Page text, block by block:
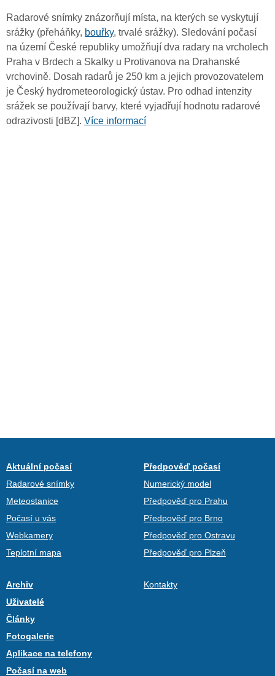
Radarové snímky znázorňují místa, na kterých se vyskytují
srážky (přeháňky, bouřky, trvalé srážky). Sledování počasí
na území České republiky umožňují dva radary na vrcholech
Praha v Brdech a Skalky u Protivanova na Drahanské
vrchovině. Dosah radarů je 250 km a jejich provozovatelem
je Český hydrometeorologický ústav. Pro odhad intenzity
srážek se používají barvy, které vyjadřují hodnotu radarové
odrazivosti [dBZ]. Více informací
Aktuální počasí
Radarové snímky
Meteostanice
Počasí u vás
Webkamery
Teplotní mapa
Předpověď počasí
Numerický model
Předpověď pro Prahu
Předpověď pro Brno
Předpověď pro Ostravu
Předpověď pro Plzeň
Archiv
Uživatelé
Články
Fotogalerie
Aplikace na telefony
Počasí na web
Kontakty